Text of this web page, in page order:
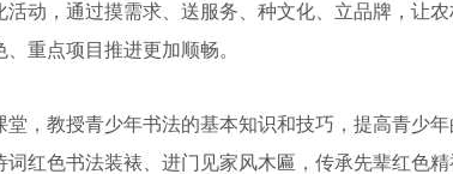
动，通过摸需求、送服务、种文化、立品牌，让
重点项目推进更加顺畅。
教授青少年书法的基本知识和技巧，提高青少年
红色书法装裱、进门见家风木匾，传承先辈红色